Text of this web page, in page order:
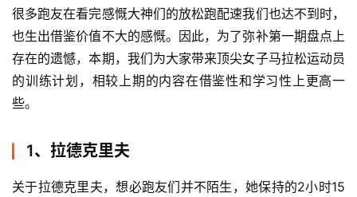
很多跑友在看完感慨大神们的放松跑配速我们也达不到时，
也生出借鉴价值不大的感慨。因此，为了弥补第一期盘点上
存在的遗憾，本期，我们为大家带来顶尖女子马拉松运动员
的训练计划，相较上期的内容在借鉴性和学习性上更高一
些。
1、拉德克里夫
关于拉德克里夫，想必跑友们并不陌生，她保持的2小时15